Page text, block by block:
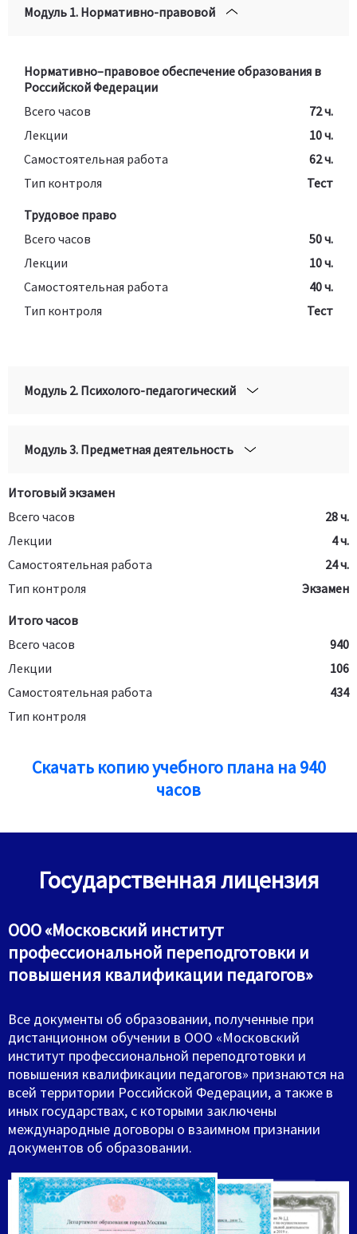
Модуль 1. Нормативно-правовой
Нормативно–правовое обеспечение образования в
Российской Федерации
Всего часов
72 ч.
Лекции
10 ч.
Самостоятельная работа
62 ч.
Тип контроля
Тест
Трудовое право
Всего часов
50 ч.
Лекции
10 ч.
Самостоятельная работа
40 ч.
Тип контроля
Тест
Модуль 2. Психолого-педагогический
Модуль 3. Предметная деятельность
Итоговый экзамен
Всего часов
28 ч.
Лекции
4 ч.
Самостоятельная работа
24 ч.
Тип контроля
Экзамен
Итого часов
Всего часов
940
Лекции
106
Самостоятельная работа
434
Тип контроля
Скачать копию учебного плана на 940
часов
Государственная лицензия
ООО «Московский институт
профессиональной переподготовки и
повышения квалификации педагогов»
Все документы об образовании, полученные при
дистанционном обучении в ООО «Московский
институт профессиональной переподготовки и
повышения квалификации педагогов» признаются на
всей территории Российской Федерации, а также в
иных государствах, с которыми заключены
международные договоры о взаимном признании
документов об образовании.